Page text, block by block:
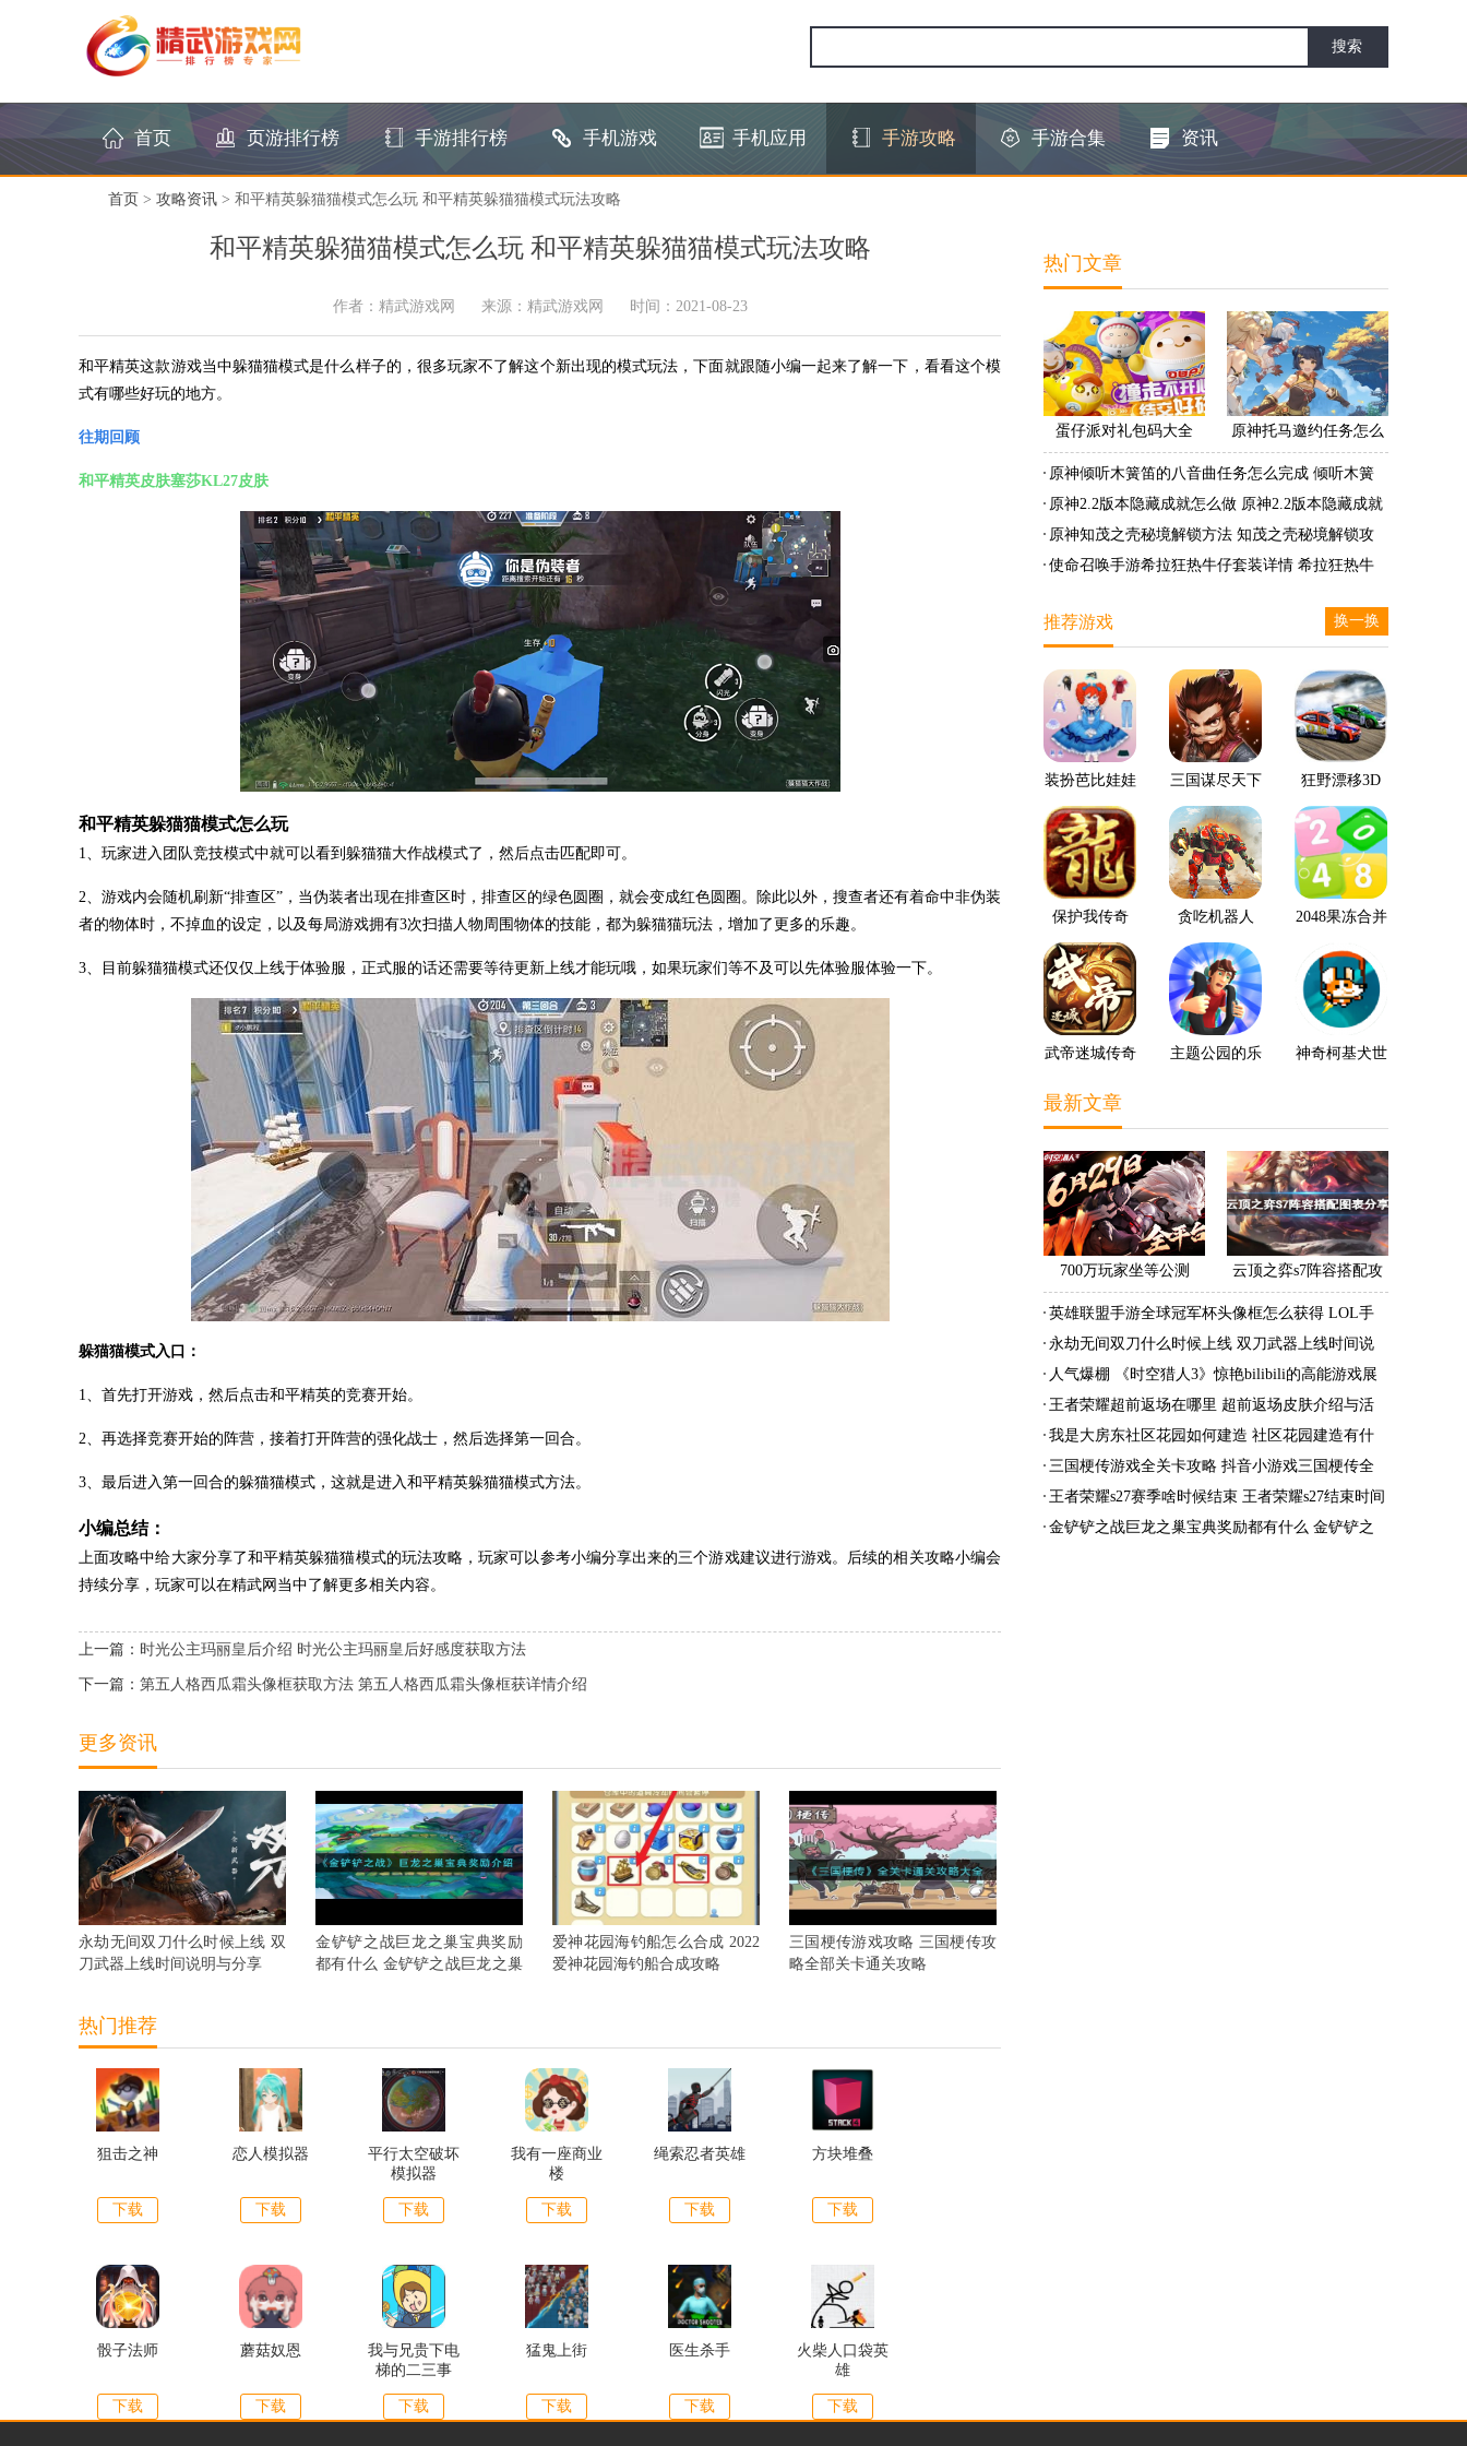
首页 页游排行榜 手游排行榜 手机游戏 手机应用 手游攻略 手游合集 资讯
首页 > 攻略资讯 > 和平精英躲猫猫模式怎么玩 和平精英躲猫猫模式玩法攻略
和平精英躲猫猫模式怎么玩 和平精英躲猫猫模式玩法攻略
作者：精武游戏网 来源：精武游戏网 时间：2021-08-23
和平精英这款游戏当中躲猫猫模式是什么样子的，很多玩家不了解这个新出现的模式玩法，下面就跟随小编一起来了解一下，看看这个模
式有哪些好玩的地方。
往期回顾
和平精英皮肤塞莎KL27皮肤
和平精英躲猫猫模式怎么玩
1、玩家进入团队竞技模式中就可以看到躲猫猫大作战模式了，然后点击匹配即可。
2、游戏内会随机刷新“排查区”，当伪装者出现在排查区时，排查区的绿色圆圈，就会变成红色圆圈。除此以外，搜查者还有着命中非伪装
者的物体时，不掉血的设定，以及每局游戏拥有3次扫描人物周围物体的技能，都为躲猫猫玩法，增加了更多的乐趣。
3、目前躲猫猫模式还仅仅上线于体验服，正式服的话还需要等待更新上线才能玩哦，如果玩家们等不及可以先体验服体验一下。
躲猫猫模式入口：
1、首先打开游戏，然后点击和平精英的竞赛开始。
2、再选择竞赛开始的阵营，接着打开阵营的强化战士，然后选择第一回合。
3、最后进入第一回合的躲猫猫模式，这就是进入和平精英躲猫猫模式方法。
小编总结：
上面攻略中给大家分享了和平精英躲猫猫模式的玩法攻略，玩家可以参考小编分享出来的三个游戏建议进行游戏。后续的相关攻略小编会
持续分享，玩家可以在精武网当中了解更多相关内容。
上一篇： 时光公主玛丽皇后介绍 时光公主玛丽皇后好感度获取方法
下一篇： 第五人格西瓜霜头像框获取方法 第五人格西瓜霜头像框获详情介绍
更多资讯
永劫无间双刀什么时候上线 双
刀武器上线时间说明与分享
金铲铲之战巨龙之巢宝典奖励
都有什么 金铲铲之战巨龙之巢
爱神花园海钓船怎么合成 2022
爱神花园海钓船合成攻略
三国梗传游戏攻略 三国梗传攻
略全部关卡通关攻略
热门推荐
狙击之神
下载
恋人模拟器
下载
平行太空破坏
模拟器
下载
我有一座商业
楼
下载
绳索忍者英雄
下载
方块堆叠
下载
骰子法师
下载
蘑菇奴恩
下载
我与兄贵下电
梯的二三事
下载
猛鬼上街
下载
医生杀手
下载
火柴人口袋英
雄
下载
热门文章
蛋仔派对礼包码大全
2022 蛋仔派对礼包码怎
么兑换
原神托马邀约任务怎么
做 原神托马邀约任务怎
么完成
原神倾听木簧笛的八音曲任务怎么完成 倾听木簧
笛的八音曲任务攻略
原神2.2版本隐藏成就怎么做 原神2.2版本隐藏成就
有哪些
原神知茂之壳秘境解锁方法 知茂之壳秘境解锁攻
略使命召唤手游希拉狂热牛仔套装详情 希拉狂热牛
推荐游戏 换一换
装扮芭比娃娃 三国谋尽天下 狂野漂移3D
保护我传奇 贪吃机器人 2048果冻合并
武帝迷城传奇
主题公园的乐
神奇柯基犬世
最新文章
700万玩家坐等公测
《时空猎人3》老玩家加
云顶之弈s7阵容搭配攻
略 s7最强阵容搭配组成
大全最新
英雄联盟手游全球冠军杯头像框怎么获得 LOL手
游2022全球冠军杯头像框领取活动
永劫无间双刀什么时候上线 双刀武器上线时间说
明与分享
人气爆棚 《时空猎人3》惊艳bilibili的高能游戏展
发布会
王者荣耀超前返场在哪里 超前返场皮肤介绍与活
动一览
我是大房东社区花园如何建造 社区花园建造有什
么条件
三国梗传游戏全关卡攻略 抖音小游戏三国梗传全
结局一览
王者荣耀s27赛季啥时候结束 王者荣耀s27结束时间
金铲铲之战巨龙之巢宝典奖励都有什么 金铲铲之